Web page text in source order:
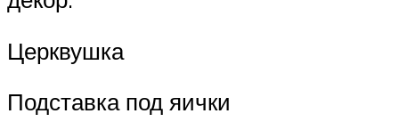
Церквушка
Подставка под яички